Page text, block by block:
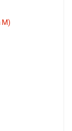
M)